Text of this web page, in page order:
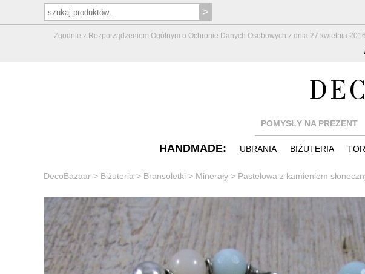
Zgodnie z Rozporządzeniem Ogólnym o Ochronie Danych Osobowych z dnia 27 kwietnia
POMYSŁY NA PREZENT
HANDMADE: UBRANIA BIŻUTERIA
DecoBazaar > Biżuteria > Bransoletki > Minerały > Pastelowa z kamieniem